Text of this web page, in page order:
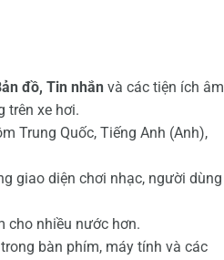
đồ, Tin nhắn và các tiện ích âm
trên xe hơi.
Trung Quốc, Tiếng Anh (Anh),
giao diện chơi nhạc, người dùng
cho nhiều nước hơn.
bàn phím, máy tính và các